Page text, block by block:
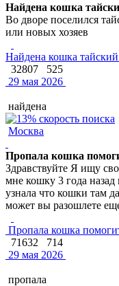
Найдена кошка
Во дворе поселился
или новых хозяев
Найдена кошка
32807
525
29 мая 2026
найдена
Москва
Пропала кошка
Здравствуйте Я ищу
мне кошку 3 года
узнала что кошки там
может вы разошлете
Пропала кошка
71632
714
29 мая 2026
пропала